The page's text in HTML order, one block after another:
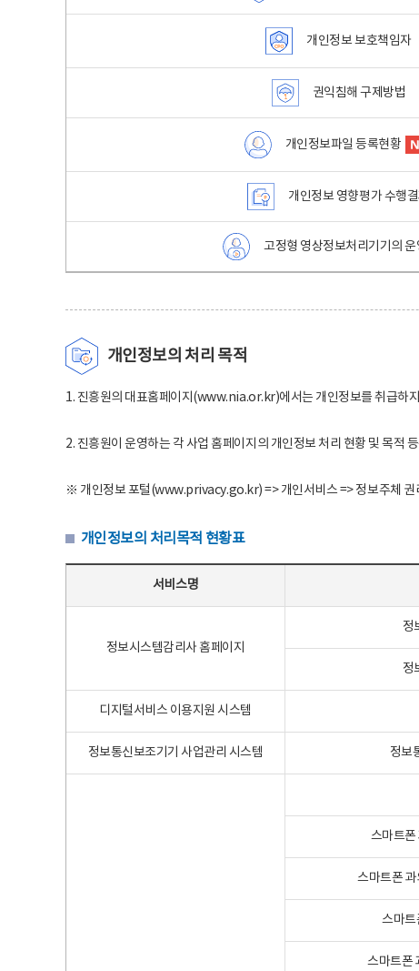
개인정보 보호책임자
권익침해 구제방법
개인정보파일 등록현황
개인정보 영향평가 수행
고정형 영상정보처리기기의 운
개인정보의 처리 목적
1. 진흥원의 대표홈페이지(www.nia.or.kr)에서는 개인정보를 취급하
2. 진흥원이 운영하는 각 사업 홈페이지의 개인정보 처리 현황 및 목적
※ 개인정보 포털(www.privacy.go.kr) => 개인서비스 => 정보주체 권
개인정보의 처리목적 현황표
서비스명
정보시스템감리사 홈페이지
정
정
디지털서비스 이용지원 시스템
정보통신보조기기 사업관리 시스템 정보
스마트폰
스마트폰
스마트
스마트폰